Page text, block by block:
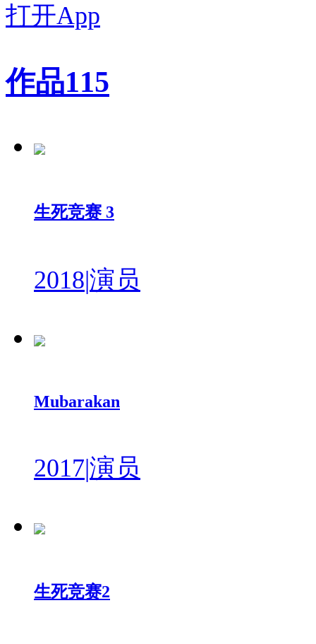
打开App
作品115
生死竞赛 3
2018|演员
Mubarakan
2017|演员
生死竞赛2